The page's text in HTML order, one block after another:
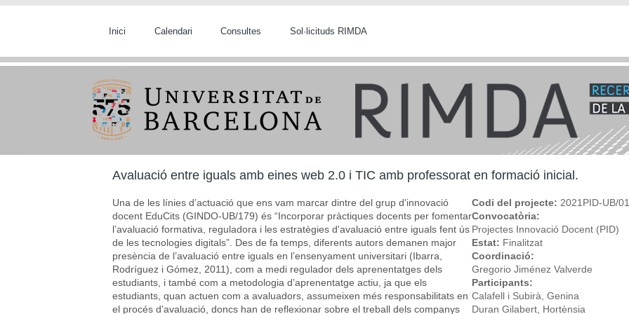
Vés al contingut
Inici Calendari Consultes Sol·licituds RIMDA
Avaluació entre iguals amb eines web 2.0 i TIC amb professorat en formació inicial.
Una de les línies d’actuació que ens vam marcar dintre del grup d'innovació
docent EduCits (GINDO-UB/179) és “Incorporar pràctiques docents per fomentar
l’avaluació formativa, reguladora i les estratègies d'avaluació entre iguals fent ús
de les tecnologies digitals”. Des de fa temps, diferents autors demanen major
presència de l’avaluació entre iguals en l’ensenyament universitari (Ibarra,
Rodríguez i Gómez, 2011), com a medi regulador dels aprenentatges dels
estudiants, i també com a metodologia d’aprenentatge actiu, ja que els
estudiants, quan actuen com a avaluadors, assumeixen més responsabilitats en
el procés d’avaluació, doncs han de reflexionar sobre el treball dels companys
Codi del projecte: 2021PID-UB/
Convocatòria:
Projectes Innovació Docent (PID)
Estat: Finalitzat
Coordinació:
Gregorio Jiménez Valverde
Participants:
Calafell i Subirà, Genina
Duran Gilabert, Hortènsia